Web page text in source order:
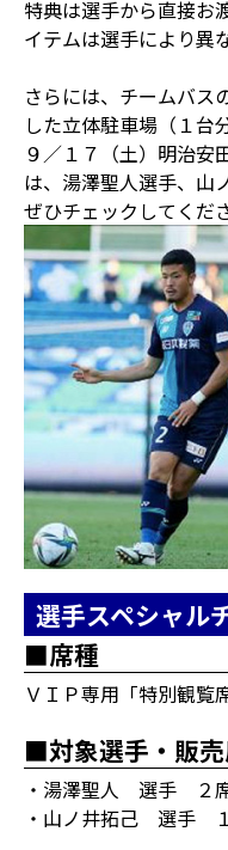
特典は選手から直接お
イテムは選手により異
さらには、チームバス
した立体駐車場（１台
９／１７（土）明治安
は、湯澤聖人選手、山
ぜひチェックしてくだ
選手スペシャル
■席種
ＶＩＰ専用「特別観覧
■対象選手・販
・湯澤聖人 選手 ２
・山ノ井拓己 選手